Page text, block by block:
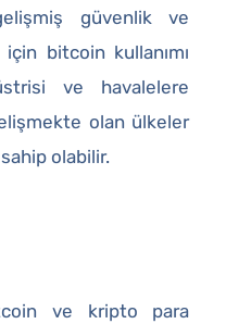
güvenlik ve
bitcoin kullanımı
ve havalelere
olan ülkeler
olabilir.
ve kripto para